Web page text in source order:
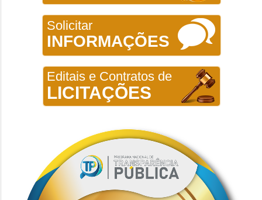
Solicitar
INFORMAÇÕES
Editais e Contratos de
LICITAÇÕES